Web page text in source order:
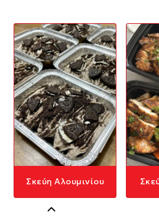
Σκεύη Αλουμινίου